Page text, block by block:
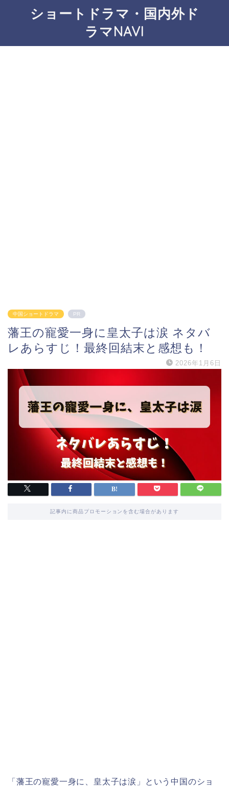
ショートドラマ・国内外ド
ラマNAVI
中国ショートドラマ PR
藩王の寵愛一身に皇太子は涙 ネタバ
レあらすじ！最終回結末と感想も！
2026年1月6日
記事内に商品プロモーションを含む場合があります
「藩王の寵愛一身に、皇太子は涙」という中国のショ